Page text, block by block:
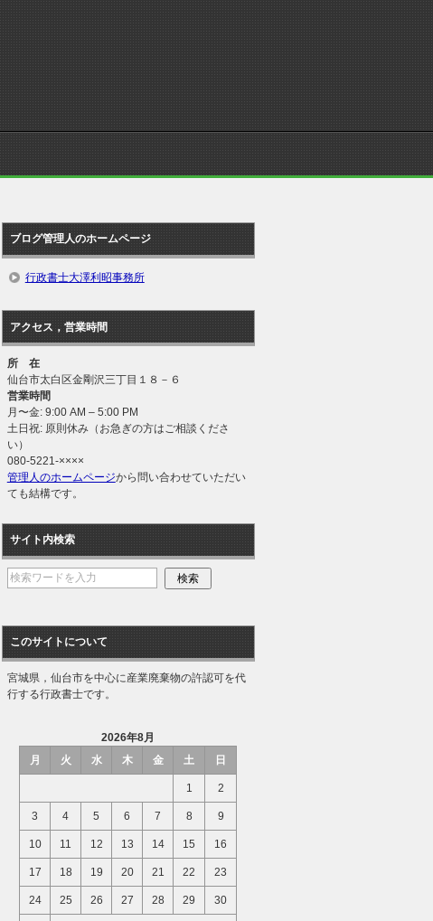
ブログ管理人のホームページ
行政書士大澤利昭事務所
アクセス，営業時間
所 在
仙台市太白区金剛沢三丁目１８－６
営業時間
月〜金: 9:00 AM – 5:00 PM
土日祝: 原則休み（お急ぎの方はご相談くださ
い）
080-5221-××××
管理人のホームページから問い合わせていただい
ても結構です。
サイト内検索
このサイトについて
宮城県，仙台市を中心に産業廃棄物の許認可を代
行する行政書士です。
2026年8月
月
火 水 木 金 土 日
1 2
3 4 5 6 7 8 9
10 11 12 13 14 15 16
17 18 19 20 21 22 23
24 25 26 27 28 29 30